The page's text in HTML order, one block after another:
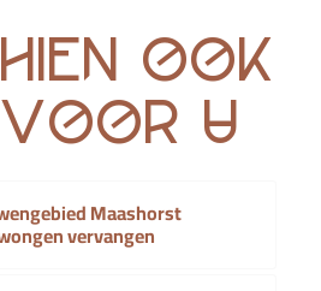
ook
u
Maashorst
vervangen